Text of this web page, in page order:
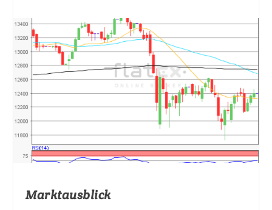
Marktausblick